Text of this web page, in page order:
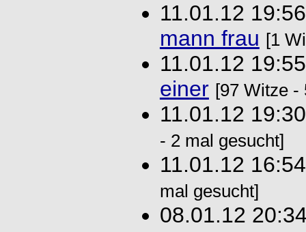
11.01.12
mann frau [1
11.01.12
einer [97 Witze -
11.01.12
- 2 mal gesucht]
11.01.12
mal gesucht]
08.01.12